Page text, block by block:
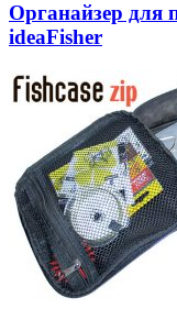
Органайзер для
ideaFisher